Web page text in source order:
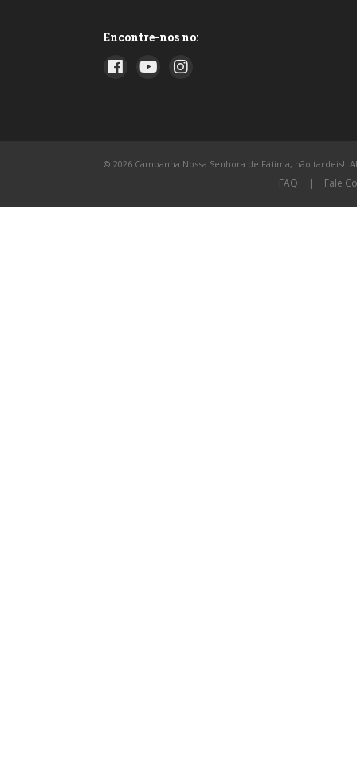
Encontre-nos no:
© 2026 Campanha Nossa Senhora de Fátima, não tardeis!.
FAQ | Fale